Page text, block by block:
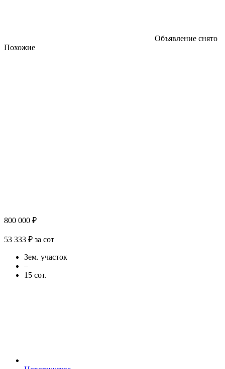
Объявление снято
Похожие
800 000 ₽
53 333 ₽ за сот
Зем. участок
–
15 сот.